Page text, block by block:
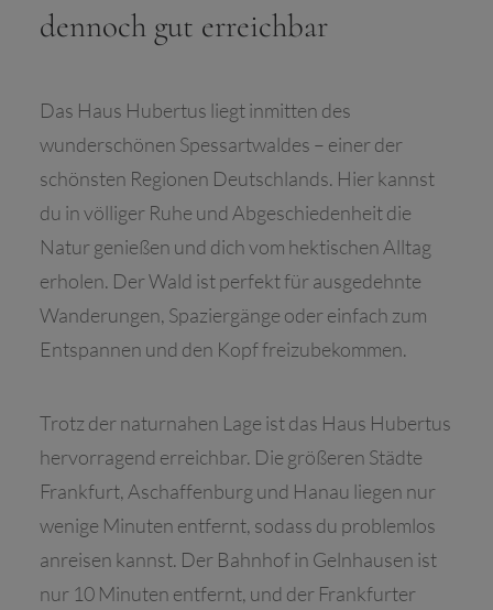
dennoch gut erreichbar
Das Haus Hubertus liegt inmitten des
wunderschönen Spessartwaldes – einer der
schönsten Regionen Deutschlands. Hier kannst
du in völliger Ruhe und Abgeschiedenheit die
Natur genießen und dich vom hektischen Alltag
erholen. Der Wald ist perfekt für ausgedehnte
Wanderungen, Spaziergänge oder einfach zum
Entspannen und den Kopf freizubekommen.
Trotz der naturnahen Lage ist das Haus Hubertus
hervorragend erreichbar. Die größeren Städte
Frankfurt, Aschaffenburg und Hanau liegen nur
wenige Minuten entfernt, sodass du problemlos
anreisen kannst. Der Bahnhof in Gelnhausen ist
nur 10 Minuten entfernt, und der Frankfurter